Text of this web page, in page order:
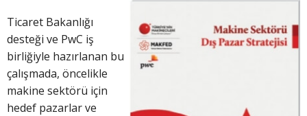
Ticaret Bakanlığı
desteği ve PwC iş
birliğiyle hazırlanan bu
çalışmada, öncelikle
makine sektörü için
hedef pazarlar ve